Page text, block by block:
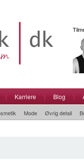
| Karriere | Blog |
Mode Øvrig detail